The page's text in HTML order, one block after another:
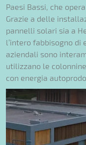
Paesi Bassi, che
Grazie a delle
pannelli solari sia a
l’intero fabbisogno
aziendali sono
utilizzano le
con energia